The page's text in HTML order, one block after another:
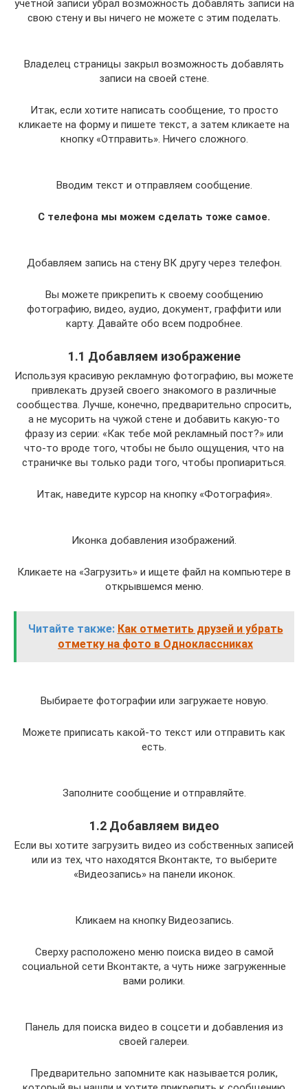
учетной записи убрал возможность добавлять записи на
свою стену и вы ничего не можете с этим поделать.
Владелец страницы закрыл возможность добавлять
записи на своей стене.
Итак, если хотите написать сообщение, то просто
кликаете на форму и пишете текст, а затем кликаете на
кнопку «Отправить». Ничего сложного.
Вводим текст и отправляем сообщение.
C телефона мы можем сделать тоже самое.
Добавляем запись на стену ВК другу через телефон.
Вы можете прикрепить к своему сообщению
фотографию, видео, аудио, документ, граффити или
карту. Давайте обо всем подробнее.
1.1 Добавляем изображение
Используя красивую рекламную фотографию, вы можете
привлекать друзей своего знакомого в различные
сообщества. Лучше, конечно, предварительно спросить,
а не мусорить на чужой стене и добавить какую-то
фразу из серии: «Как тебе мой рекламный пост?» или
что-то вроде того, чтобы не было ощущения, что на
страничке вы только ради того, чтобы пропиариться.
Итак, наведите курсор на кнопку «Фотография».
Иконка добавления изображений.
Кликаете на «Загрузить» и ищете файл на компьютере в
открывшемся меню.
Читайте также: Как отметить друзей и убрать
отметку на фото в Одноклассниках
Выбираете фотографии или загружаете новую.
Можете приписать какой-то текст или отправить как
есть.
Заполните сообщение и отправляйте.
1.2 Добавляем видео
Если вы хотите загрузить видео из собственных записей
или из тех, что находятся Вконтакте, то выберите
«Видеозапись» на панели иконок.
Кликаем на кнопку Видеозапись.
Сверху расположено меню поиска видео в самой
социальной сети Вконтакте, а чуть ниже загруженные
вами ролики.
Панель для поиска видео в соцсети и добавления из
своей галереи.
Предварительно запомните как называется ролик,